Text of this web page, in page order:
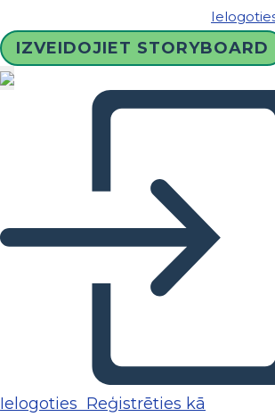
IZVEIDOJIET STORYBOARD
Ielogoties Reģistrēties kā